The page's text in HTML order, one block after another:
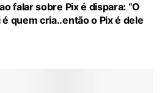
falar sobre Pix é dispara: “O
quem cria..então o Pix é dele